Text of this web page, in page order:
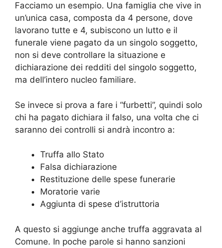
Facciamo un esempio. Una famiglia che vive in
un’unica casa, composta da 4 persone, dove
lavorano tutte e 4, subiscono un lutto e il
funerale viene pagato da un singolo soggetto,
non si deve controllare la situazione e
dichiarazione dei redditi del singolo soggetto,
ma dell’intero nucleo familiare.
Se invece si prova a fare i “furbetti”, quindi solo
chi ha pagato dichiara il falso, una volta che ci
saranno dei controlli si andrà incontro a:
Truffa allo Stato
Falsa dichiarazione
Restituzione delle spese funerarie
Moratorie varie
Aggiunta di spese d’istruttoria
A questo si aggiunge anche truffa aggravata al
Comune. In poche parole si hanno sanzioni